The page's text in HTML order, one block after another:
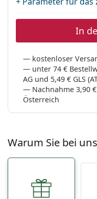
In
kostenloser
unter 74 €
AG und 5,49 € GLS
Nachnahme 3,90
Österreich
Warum Sie bei